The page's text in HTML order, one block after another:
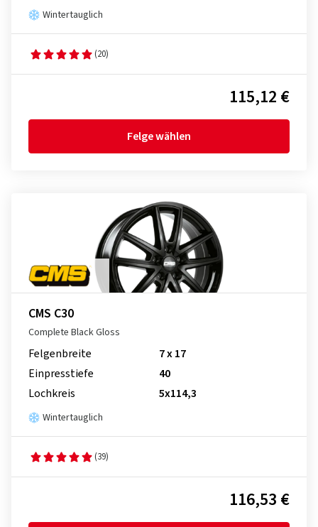
Wintertauglich
(20)
115,12 €
Felge wählen
CMS C30
Complete Black Gloss
Felgenbreite
7 x 17
Einpresstiefe
40
Lochkreis
5x114,3
Wintertauglich
(39)
116,53 €